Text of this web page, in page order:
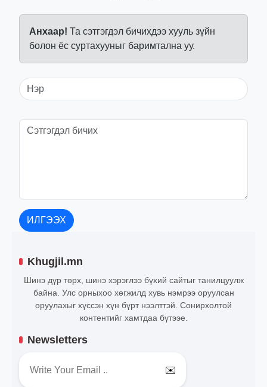
Анхаар! Та сэтгэгдэл бичихдээ хууль зүйн
болон ёс суртахууныг баримтална уу.
ИЛГЭЭХ
Khugjil.mn
Шинэ дүр төрх, шинэ хэрэглээ бүхий сайтыг танилцуулж
байна. Улс орныхоо хөгжилд хувь нэмрээ оруулсан
оруулахыг хүссэн хүн бүрт нээлттэй. Сонирхолтой
контентийг хамтдаа бүтээе.
Newsletters
✉️